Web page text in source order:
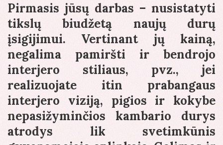
Pirmasis jūsų darbas – nusistatyti
tikslų biudžetą naujų durų
įsigijimui. Vertinant jų kainą,
negalima pamiršti ir bendrojo
interjero stiliaus, pvz., jei
realizuojate itin prabangaus
interjero viziją, pigios ir kokybe
nepasižyminčios kambario durys
atrodys lik svetimkūnis